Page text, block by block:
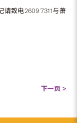
致电2609 7311与萧
下一页 >